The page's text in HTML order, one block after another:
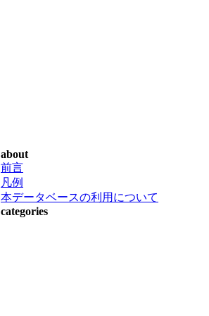
about
前言
凡例
本データベースの利用について
categories